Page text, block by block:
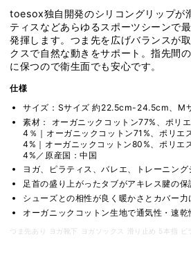
ま
先
な
し）
グ
リ
ッ
プ
ソ
ッ
ク
ス
／
ヨ
つ
ま
先
な
し）
リ
ッ
プ
ソ
ッ
ク
ス
／
ヨ
toesox独自開発のシリコングリップが
ティスなどあらゆるスポーツシーンで
発揮します。つま先を広げバランスが
クスで自然な動きをサポート。指先間
に保つので衛生面でも安心です。
仕様
サイズ：Sサイズ 約22.5cm-24.5cm、M
素材：
オーガニックコットン77%、ポリ
4％｜ オーガニックコットン71%、ポリエ
4% ｜ オーガニックコットン80%、ポリエ
4% ／原産国：中国
ヨガ、ピラティス、バレエ、トレーニング
足首の盛り上がったタブがアキレス腱の保
シューズとの相性が良く暖かさとカバー力
オーガニックコットン生地で通気性・速乾
つま先あり ヨガ靴下 ヨガソックス 滑り止め 5本指 ピ